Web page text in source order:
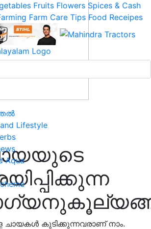
Fruits Flowers Spices & Cash
Farm Care Tips Food Receipes
Lifestyle
Aqua
ചായകൾ കുടിക്കുന്നവരാണ് നാം.